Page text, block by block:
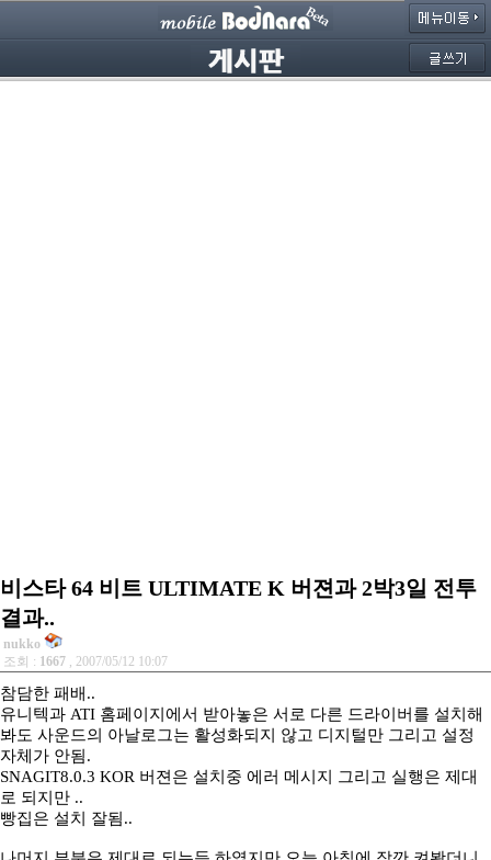
비스타 64 비트 ULTIMATE K 버젼과 2박3일 전투
결과..
nukko
조회 : 1667 , 2007/05/12 10:07
참담한 패배..
유니텍과 ATI 홈페이지에서 받아놓은 서로 다른 드라이버를 설치해
봐도 사운드의 아날로그는 활성화되지 않고 디지털만 그리고 설정
자체가 안됨.
SNAGIT8.0.3 KOR 버젼은 설치중 에러 메시지 그리고 실행은 제대
로 되지만 ..
빵집은 설치 잘됨..